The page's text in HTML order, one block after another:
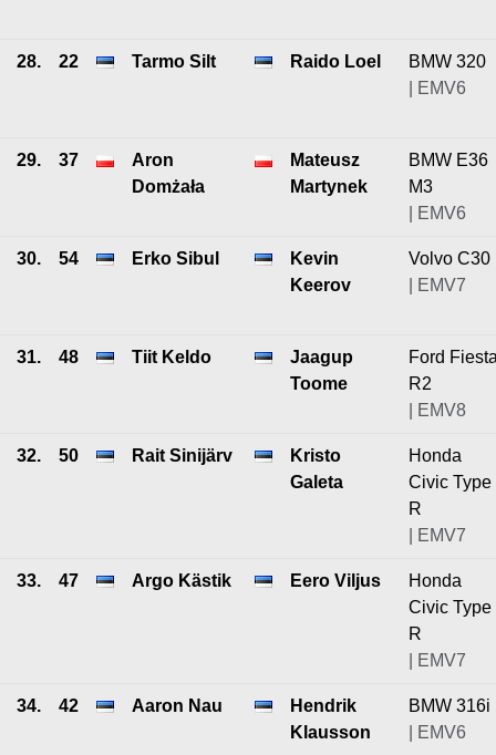
28. 22 Tarmo Silt Raido Loel
BMW 320
| EMV6
29. 37
Aron
Domżała
Mateusz
Martynek
BMW E36
M3
| EMV6
30. 54 Erko Sibul
Kevin
Keerov
Volvo C30
| EMV7
31. 48 Tiit Keldo
Jaagup
Toome
Ford
R2
| EMV8
32. 50 Rait Sinijärv
Kristo
Galeta
Honda
Civic Type
R
| EMV7
33. 47 Argo Kästik Eero Viljus
Honda
Civic Type
R
| EMV7
34. 42 Aaron Nau
Hendrik
Klausson
BMW 316i
| EMV6